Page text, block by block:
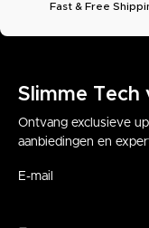
Fast & Free
Slimme Tech
Ontvang exclusieve
aanbiedingen en
E-mail